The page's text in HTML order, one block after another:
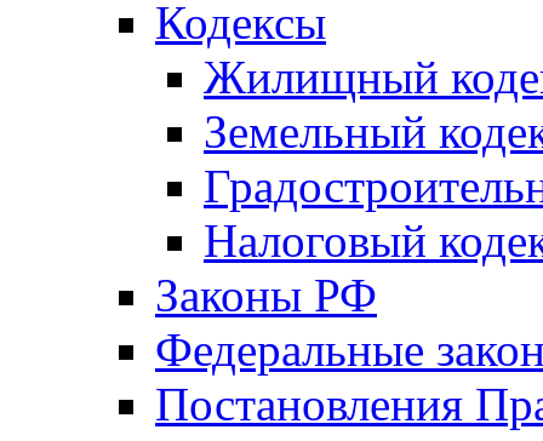
Кодексы
Жилищный
Земельный
Налоговый
Законы РФ
Федеральные
Постановления